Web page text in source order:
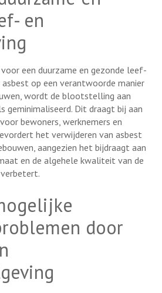
en
een duurzame en gezonde leef-
op een verantwoorde manier
wordt de blootstelling aan
geminimaliseerd. Dit draagt bij aan
bewoners, werknemers en
het verwijderen van asbest
aangezien het bijdraagt aan
en de algehele kwaliteit van de
door